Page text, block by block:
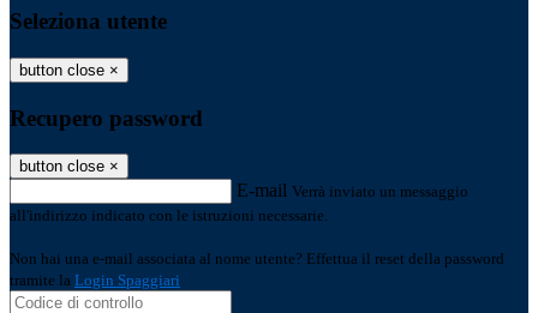
Seleziona utente
button close ×
Recupero password
button close ×
E-mail Verrà inviato un messaggio
all'indirizzo indicato con le istruzioni necessarie.
Non hai una e-mail associata al nome utente? Effettua il reset della password
tramite la Login Spaggiari